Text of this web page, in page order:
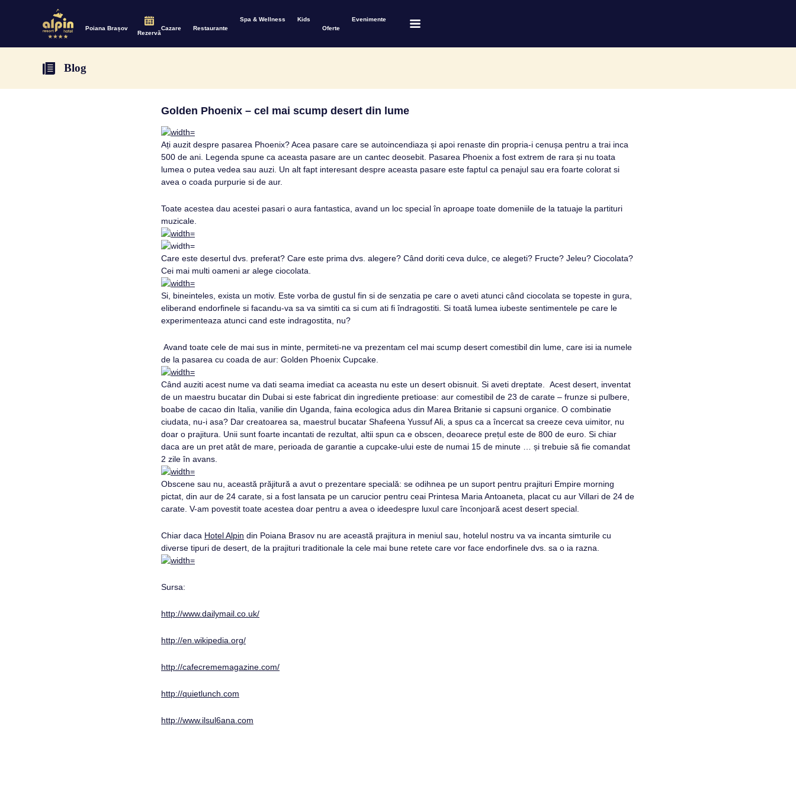
Poiana Brașov
Rezervă
Cazare Restaurante
Spa & Wellness
Kids
Oferte
Evenimente
Blog
Golden Phoenix – cel mai scump desert din lume
Ați auzit despre pasarea Phoenix? Acea pasare care se autoincendiaza și apoi renaste din propria-i cenușa pentru a trai inca
500 de ani. Legenda spune ca aceasta pasare are un cantec deosebit. Pasarea Phoenix a fost extrem de rara și nu toata
lumea o putea vedea sau auzi. Un alt fapt interesant despre aceasta pasare este faptul ca penajul sau era foarte colorat si
avea o coada purpurie si de aur.
Toate acestea dau acestei pasari o aura fantastica, avand un loc special în aproape toate domeniile de la tatuaje la partituri
muzicale.
Care este desertul dvs. preferat? Care este prima dvs. alegere? Când doriti ceva dulce, ce alegeti? Fructe? Jeleu? Ciocolata?
Cei mai multi oameni ar alege ciocolata.
Si, bineinteles, exista un motiv. Este vorba de gustul fin si de senzatia pe care o aveti atunci când ciocolata se topeste in gura,
eliberand endorfinele si facandu-va sa va simtiti ca si cum ati fi îndragostiti. Si toată lumea iubeste sentimentele pe care le
experimenteaza atunci cand este indragostita, nu?
Avand toate cele de mai sus in minte, permiteti-ne va prezentam cel mai scump desert comestibil din lume, care isi ia numele
de la pasarea cu coada de aur: Golden Phoenix Cupcake.
Când auziti acest nume va dati seama imediat ca aceasta nu este un desert obisnuit. Si aveti dreptate. Acest desert, inventat
de un maestru bucatar din Dubai si este fabricat din ingrediente pretioase: aur comestibil de 23 de carate – frunze si pulbere,
boabe de cacao din Italia, vanilie din Uganda, faina ecologica adus din Marea Britanie si capsuni organice. O combinatie
ciudata, nu-i asa? Dar creatoarea sa, maestrul bucatar Shafeena Yussuf Ali, a spus ca a încercat sa creeze ceva uimitor, nu
doar o prajitura. Unii sunt foarte incantati de rezultat, altii spun ca e obscen, deoarece prețul este de 800 de euro. Si chiar
daca are un pret atât de mare, perioada de garantie a cupcake-ului este de numai 15 de minute … și trebuie să fie comandat
2 zile în avans.
Obscene sau nu, această prăjitură a avut o prezentare specială: se odihnea pe un suport pentru prajituri Empire morning
pictat, din aur de 24 carate, si a fost lansata pe un carucior pentru ceai Printesa Maria Antoaneta, placat cu aur Villari de 24 de
carate. V-am povestit toate acestea doar pentru a avea o ideedespre luxul care înconjoară acest desert special.
Chiar daca Hotel Alpin din Poiana Brasov nu are această prajitura in meniul sau, hotelul nostru va va incanta simturile cu
diverse tipuri de desert, de la prajituri traditionale la cele mai bune retete care vor face endorfinele dvs. sa o ia razna.
Sursa:
http://www.dailymail.co.uk/
http://en.wikipedia.org/
http://cafecrememagazine.com/
http://quietlunch.com
http://www.ilsul6ana.com